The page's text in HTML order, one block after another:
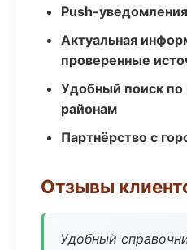
Push-
Актуальная
проверенные
Удобный поиск по
районам
Партнёрство с
Отзывы
Удобный